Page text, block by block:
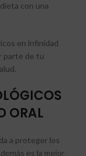
con una
en infinidad
parte de tu
ORAL
a proteger los
es la mejor